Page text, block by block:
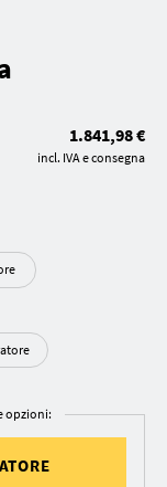
1.841,98 €
incl. IVA e consegna
opzioni: